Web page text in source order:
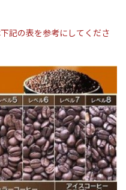
記の表を参考にしてくださ